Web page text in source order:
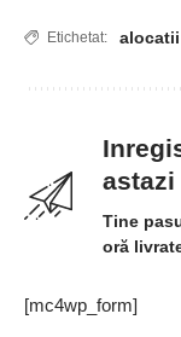
Etichetat:
astazi
Tine
oră
[mc4wp_form]